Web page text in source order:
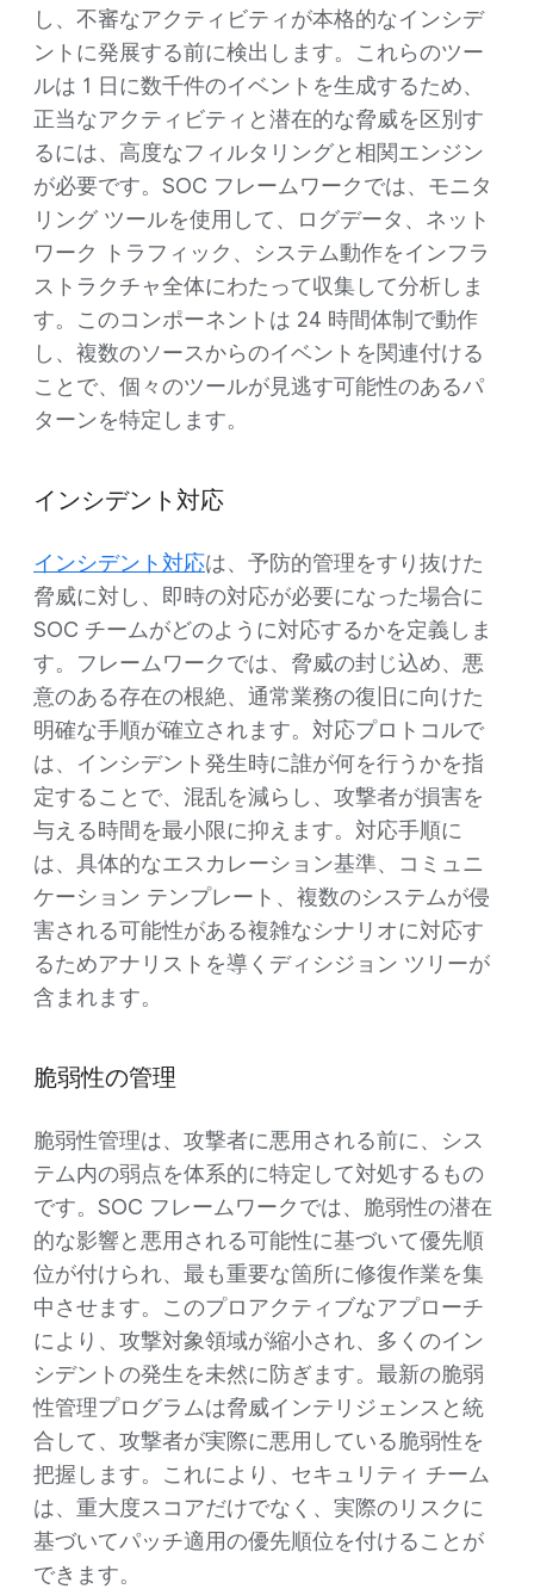
し、不審なアクティビティが本格的なインシデ
ントに発展する前に検出します。これらのツー
ルは 1 日に数千件のイベントを生成するため、
正当なアクティビティと潜在的な脅威を区別す
るには、高度なフィルタリングと相関エンジン
が必要です。SOC フレームワークでは、モニタ
リング ツールを使用して、ログデータ、ネット
ワーク トラフィック、システム動作をインフラ
ストラクチャ全体にわたって収集して分析しま
す。このコンポーネントは 24 時間体制で動作
し、複数のソースからのイベントを関連付ける
ことで、個々のツールが見逃す可能性のあるパ
ターンを特定します。
インシデント対応
インシデント対応は、予防的管理をすり抜けた
脅威に対し、即時の対応が必要になった場合に
SOC チームがどのように対応するかを定義しま
す。フレームワークでは、脅威の封じ込め、悪
意のある存在の根絶、通常業務の復旧に向けた
明確な手順が確立されます。対応プロトコルで
は、インシデント発生時に誰が何を行うかを指
定することで、混乱を減らし、攻撃者が損害を
与える時間を最小限に抑えます。対応手順に
は、具体的なエスカレーション基準、コミュニ
ケーション テンプレート、複数のシステムが侵
害される可能性がある複雑なシナリオに対応す
るためアナリストを導くディシジョン ツリーが
含まれます。
脆弱性の管理
脆弱性管理は、攻撃者に悪用される前に、シス
テム内の弱点を体系的に特定して対処するもの
です。SOC フレームワークでは、脆弱性の潜在
的な影響と悪用される可能性に基づいて優先順
位が付けられ、最も重要な箇所に修復作業を集
中させます。このプロアクティブなアプローチ
により、攻撃対象領域が縮小され、多くのイン
シデントの発生を未然に防ぎます。最新の脆弱
性管理プログラムは脅威インテリジェンスと統
合して、攻撃者が実際に悪用している脆弱性を
把握します。これにより、セキュリティ チーム
は、重大度スコアだけでなく、実際のリスクに
基づいてパッチ適用の優先順位を付けることが
できます。